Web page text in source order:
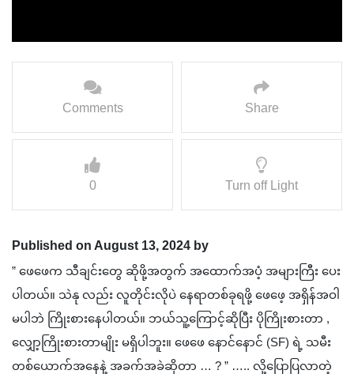
Comments Share
0 Turn off Light
Published on August 13, 2024 by
” ဖေဖေက သီချင်းတွေ ဆိုဖို့အတွက် အထောက်အပံ့ အများကြီး ပေး
ပါတယ်။ သဲနု လည်း လူတိုင်းလိုပဲ နေရာတစ်ခုရဖို့ ဖေဖေ့ အရှိန်အဝါ
မပါဘဲ ကြိုးစားနေပါတယ်။ ဘယ်သူ့ကြောင့်ဆိုပြီး ပိုကြိုးစားတာ ,
လျှော့ကြိုးစားတာမျိုး မရှိပါဘူး။ ဖေဖေ နောင်နောင် (SF) ရဲ့ သမီး
တစ်ယောက်အနေနဲ့ အခက်အခဲဆိုတာ … ? ” ….. လို့ပြောပြလာတဲ့